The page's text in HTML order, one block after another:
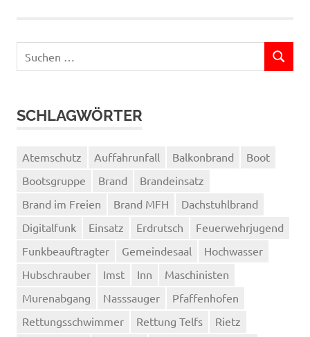
nach:
SUCHEN
SCHLAGWÖRTER
Atemschutz Auffahrunfall Balkonbrand
Boot
Bootsgruppe
Brand
Brandeinsatz
Brand im Freien
Brand MFH
Dachstuhlbrand
Digitalfunk
Einsatz Erdrutsch
Feuerwehrjugend
Funkbeauftragter
Gemeindesaal
Hochwasser
Hubschrauber
Imst Inn
Maschinisten
Murenabgang
Nasssauger
Pfaffenhofen
Rettungsschwimmer
Rettung Telfs
Rietz